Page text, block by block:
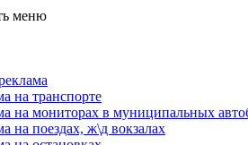
меню
на транспорте
на мониторах в муниципальных
на поездах, ж\д вокзалах